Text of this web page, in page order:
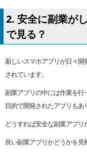
2. 安全に副業が
で見る？
新しいスマホアプリが日々
されています。
副業アプリの中には作業を
目的で開発されたアプリもあ
どうすれば安全な副業アプ
良い副業アプリかどうかを見